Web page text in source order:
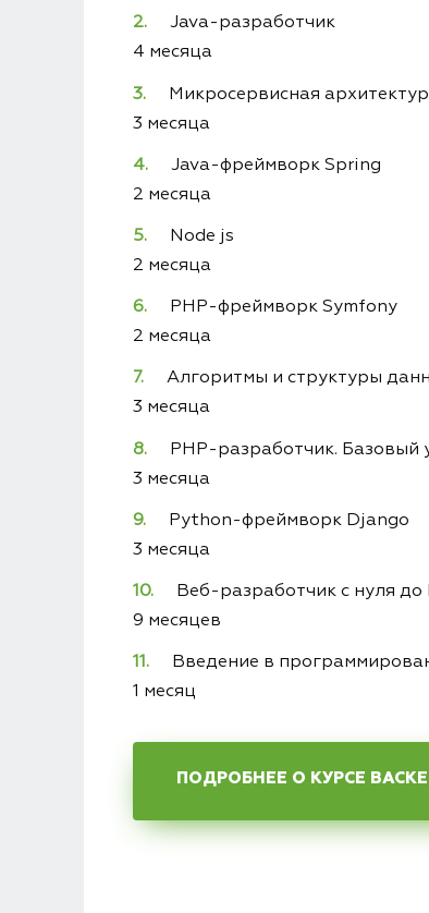
Java-разработчик
4 месяца
Микросервисная
3 месяца
Java-фреймворк Spring
2 месяца
Node js
2 месяца
PHP-фреймворк Symfony
2 месяца
Алгоритмы и структуры
3 месяца
PHP-разработчик. Базовый
3 месяца
Python-фреймворк Django
3 месяца
Веб-разработчик с нуля до
9 месяцев
Введение в
1 месяц
ПОДРОБНЕЕ О КУРСЕ